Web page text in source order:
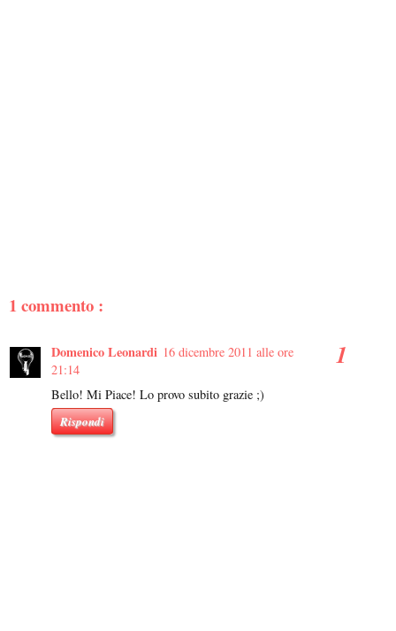
1 commento :
Domenico Leonardi 16 dicembre 2011 alle ore
21:14
Bello! Mi Piace! Lo provo subito grazie ;)
Rispondi